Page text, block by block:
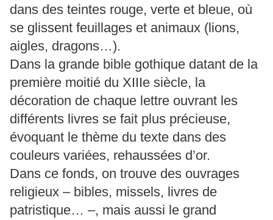
dans des teintes rouge, verte et bleue, où
se glissent feuillages et animaux (lions,
aigles, dragons…).
Dans la grande bible gothique datant de la
première moitié du XIIIe siècle, la
décoration de chaque lettre ouvrant les
différents livres se fait plus précieuse,
évoquant le thème du texte dans des
couleurs variées, rehaussées d’or.
Dans ce fonds, on trouve des ouvrages
religieux – bibles, missels, livres de
patristique… –, mais aussi le grand